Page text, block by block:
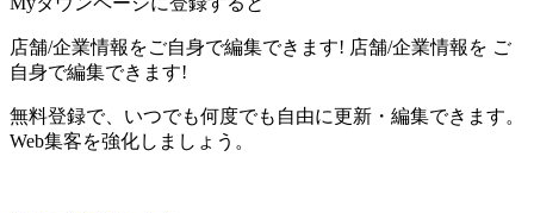
店舗/企業情報をご自身で編集できます! 店舗/企業情報を ご
自身で編集できます!
無料登録で、いつでも何度でも自由に更新・編集できます。
Web集客を強化しましょう。